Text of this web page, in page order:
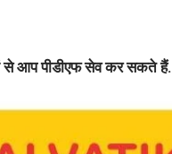
से आप पीडीएफ सेव कर सकते हैं.